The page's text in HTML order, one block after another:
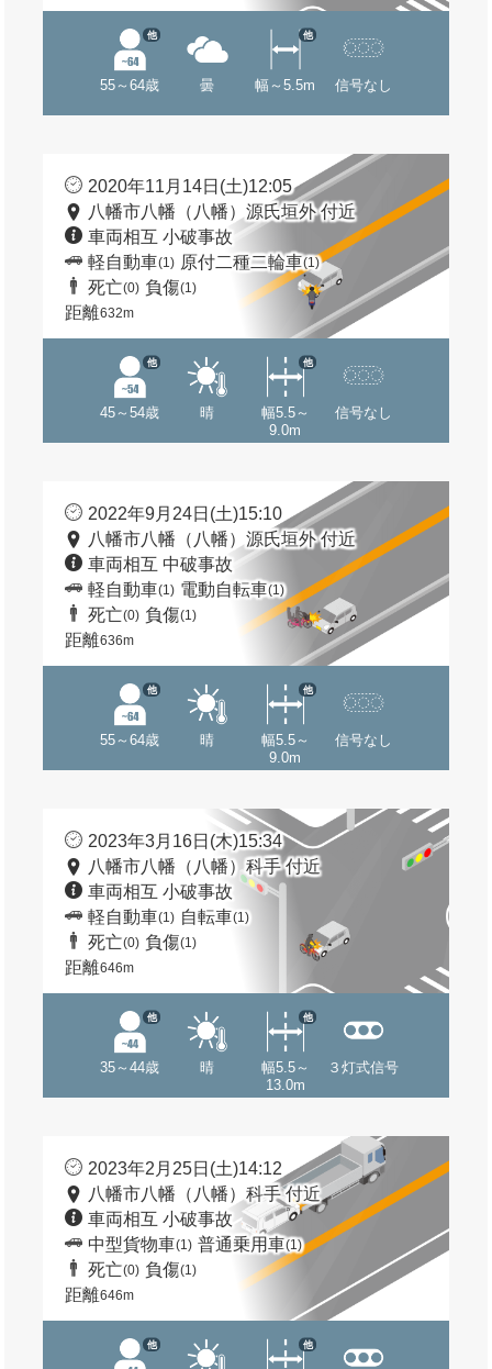
55～64歳
他
曇 幅～5.5m
他
信号なし
2020年11月14日(土)12:05
八幡市八幡（八幡）源氏垣外 付近
車両相互 小破事故
軽自動車(1) 原付二種二輪車(1)
死亡(0) 負傷(1)
距離632m
45～54歳
他
晴
幅5.5～
9.0m
他
信号なし
2022年9月24日(土)15:10
八幡市八幡（八幡）源氏垣外 付近
車両相互 中破事故
軽自動車(1) 電動自転車(1)
死亡(0) 負傷(1)
距離636m
55～64歳
他
晴
幅5.5～
9.0m
他
信号なし
2023年3月16日(木)15:34
八幡市八幡（八幡）科手 付近
車両相互 小破事故
軽自動車(1) 自転車(1)
死亡(0) 負傷(1)
距離646m
35～44歳
他
晴
幅5.5～
13.0m
他
３灯式信号
2023年2月25日(土)14:12
八幡市八幡（八幡）科手 付近
車両相互 小破事故
中型貨物車(1) 普通乗用車(1)
死亡(0) 負傷(1)
距離646m
他 他